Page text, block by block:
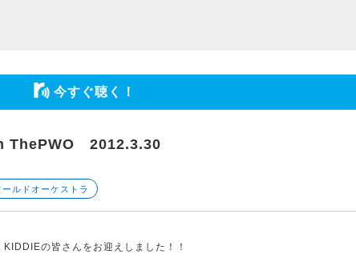
今すぐ聴く！
ThePWO 2012.3.30
ルドオーケストラ
KIDDIEの皆さんをお迎えしました！！